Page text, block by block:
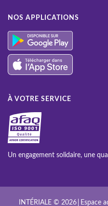
NOS APPLICATIONS
À VOTRE SERVICE
Un engagement solidaire, une
INTÉRIALE © 2026 Espace